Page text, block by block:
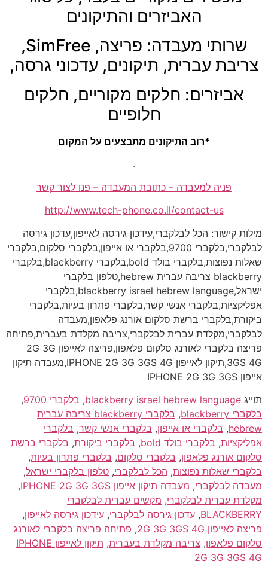
האביזרים והתיקונים
שרותי מעבדה: פריצה, SimFree,
צריבת עברית, תיקונים, עדכוני גרסה,
אביזרים: חלקים מקוריים, חלקים
חלופיים
*רוב התיקונים מתבצעים על המקום
.
פניה למעבדה – כתובת המעבדה – פנו לצור קשר
http://www.tech-phone.co.il/contact-us
מילות קישור: הכל לבלקברי,עידכון גירסה לאייפון,עדכון גירסה
לבלקברי,בלקברי 9700,בלקברי או אייפון,בלקברי סלקום,בלקברי
שאלות נפוצות,בלקברי בולד bold,בלקברי blackberry,בלקברי
blackberry צריבה עברית hebrew,טלפון בלקברי
ישראל,blackberry israel hebrew language,בלקברי
אפליקציות,בלקברי אנשי קשר,בלקברי פתרון בעיות,בלקברי
ביקורת,בלקברי ברשת סלקום אורנג פלאפון,מעבדה
לבלקברי,מקלדת עברית לבלקברי,צריבה מקלדת בעברית,פתיחה
פריצה בלקברי לאורנג סלקום פלאפון,פריצה לאייפון 2G 3G
3GS 4G,תיקון לאייפון IPHONE 2G 3G 3GS 4G,מעבדה תיקון
אייפון IPHONE 2G 3G 3GS
תוייג blackberry israel hebrew language
, בלקברי 9700
,
בלקברי blackberry
,
בלקברי blackberry צריבה עברית
hebrew
, בלקברי או אייפון, בלקברי אנשי קשר, בלקברי
אפליקציות, בלקברי בולד bold , בלקברי ביקורת, בלקברי ברשת
סלקום אורנג פלאפון, בלקברי סלקום, בלקברי פתרון בעיות,
בלקברי שאלות נפוצות, הכל לבלקברי, טלפון בלקברי ישראל,
מעבדה לבלקברי, מעבדה תיקון אייפון IPHONE 2G 3G 3GS
,
מקלדת עברית לבלקברי, מקשים עברית לבלקברי
BLACKBERRY
, עדכון גירסה לבלקברי, עידכון גירסה לאייפון,
פריצה לאייפון 2G 3G 3GS 4G
, פתיחה פריצה בלקברי לאורנג
סלקום פלאפון, צריבה מקלדת בעברית,
תיקון לאייפון IPHONE
2G 3G 3GS 4G